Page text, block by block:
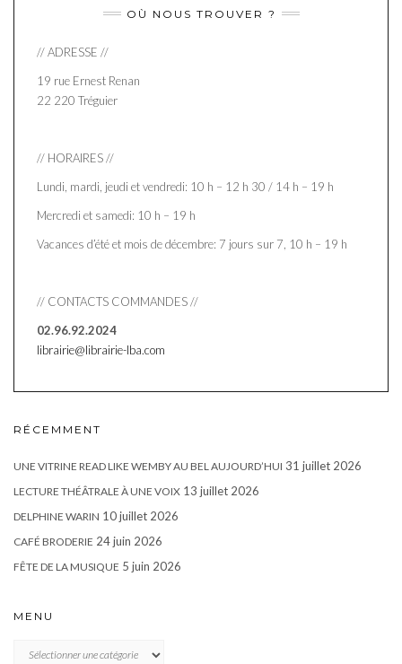
OÙ NOUS TROUVER ?
// ADRESSE //
19 rue Ernest Renan
22 220 Tréguier
// HORAIRES //
Lundi, mardi, jeudi et vendredi: 10 h – 12 h 30 / 14 h – 19 h
Mercredi et samedi: 10 h – 19 h
Vacances d’été et mois de décembre: 7 jours sur 7, 10 h – 19 h
// CONTACTS COMMANDES //
02.96.92.2024
librairie@librairie-lba.com
RÉCEMMENT
UNE VITRINE READ LIKE WEMBY AU BEL AUJOURD’HUI 31 juillet 2026
LECTURE THÉÂTRALE À UNE VOIX 13 juillet 2026
DELPHINE WARIN 10 juillet 2026
CAFÉ BRODERIE 24 juin 2026
FÊTE DE LA MUSIQUE 5 juin 2026
MENU